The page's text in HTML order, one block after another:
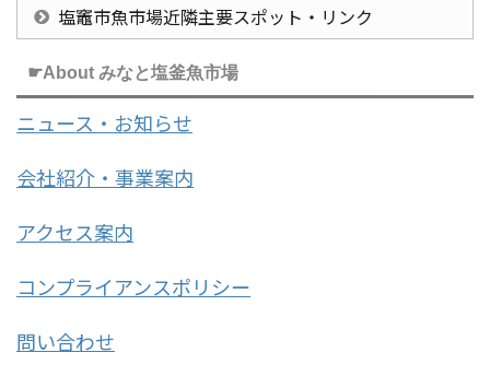
塩竈市魚市場近隣主要スポット・リンク
☛About みなと塩釜魚市場
ニュース・お知らせ
会社紹介・事業案内
アクセス案内
コンプライアンスポリシー
問い合わせ